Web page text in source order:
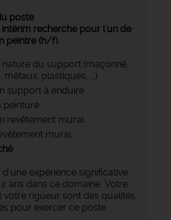
poste
recherche pour l'un de
peintre (h/f).
nature du support (maçonné,
métaux, plastiques, ...)
support à enduire
peinture
revêtement mural
mural
d'une expérience significative
ans dans ce domaine. Votre
votre rigueur sont des qualités
pour exercer ce poste.